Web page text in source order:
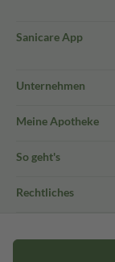
Sanicare App
Unternehmen
Meine Apotheke
So geht's
Rechtliches